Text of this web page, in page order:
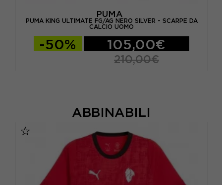
PUMA
PUMA KING ULTIMATE FG/AG NERO SILVER - SCARPE DA
CALCIO UOMO
-50% 105,00€
210,00€
ABBINABILI